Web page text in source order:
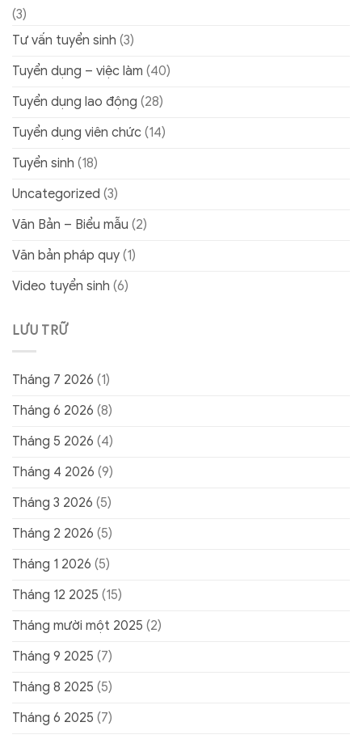
(3)
Tư vấn tuyển sinh (3)
Tuyển dụng – việc làm (40)
Tuyển dụng lao động (28)
Tuyển dụng viên chức (14)
Tuyển sinh (18)
Uncategorized (3)
Văn Bản – Biểu mẫu (2)
Văn bản pháp quy (1)
Video tuyển sinh (6)
LƯU TRỮ
Tháng 7 2026 (1)
Tháng 6 2026 (8)
Tháng 5 2026 (4)
Tháng 4 2026 (9)
Tháng 3 2026 (5)
Tháng 2 2026 (5)
Tháng 1 2026 (5)
Tháng 12 2025 (15)
Tháng mười một 2025 (2)
Tháng 9 2025 (7)
Tháng 8 2025 (5)
Tháng 6 2025 (7)